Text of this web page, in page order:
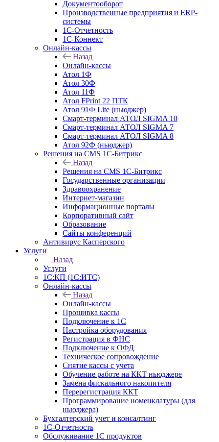
Документооборот
Производственные предприятия и ERP-
системы
1С-Отчетность
1С-Коннект
Онлайн-кассы
Назад
Онлайн-кассы
Атол 1Ф
Атол 30Ф
Атол 11Ф
Атол FPrint 22 ПТК
Атол 91Ф Lite (ньюджер)
Смарт-терминал АТОЛ SIGMA 10
Смарт-терминал АТОЛ SIGMA 7
Смарт-терминал АТОЛ SIGMA 8
Атол 92Ф (ньюджер)
Решения на CMS 1С-Битрикс
Назад
Решения на CMS 1С-Битрикс
Государственные организации
Здравоохранение
Интернет-магазин
Информационные порталы
Корпоративный сайт
Образование
Сайты конференций
Антивирус Касперского
Услуги
Назад
Услуги
1С:КП (1С:ИТС)
Онлайн-кассы
Назад
Онлайн-кассы
Прошивка кассы
Подключение к 1С
Настройка оборудования
Регистрация в ФНС
Подключение к ОФД
Техническое сопровождение
Снятие кассы с учета
Обучение работе на ККТ ньюджере
Замена фискального накопителя
Перерегистрация ККТ
Программирование номенклатуры (для
ньюджера)
Бухгалтерский учет и консалтинг
1С-Отчетность
Обслуживание 1С продуктов